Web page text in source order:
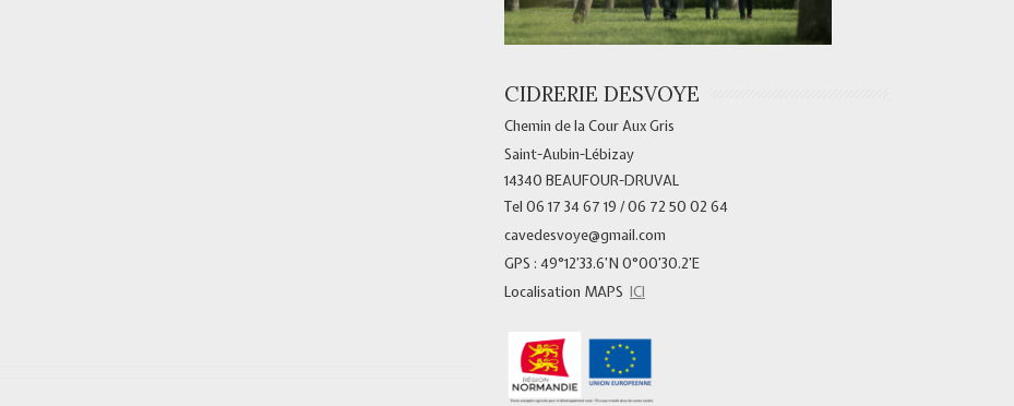
CIDRERIE DESVOYE
Chemin de la Cour Aux Gris
Saint-Aubin-Lébizay
14340 BEAUFOUR-DRUVAL
Tel 06 17 34 67 19 / 06 72 50 02 64
cavedesvoye@gmail.com
GPS : 49°12’33.6’N 0°00’30.2’E
Localisation MAPS ICI